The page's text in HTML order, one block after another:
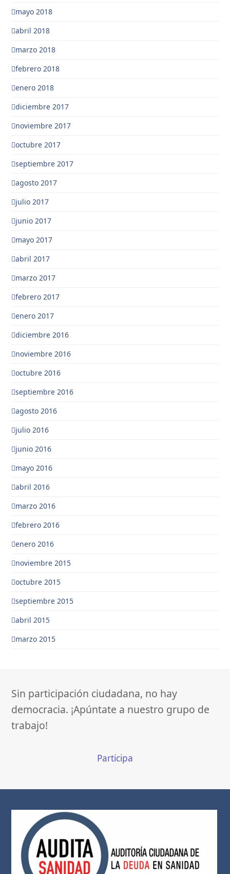
mayo 2018
abril 2018
marzo 2018
febrero 2018
enero 2018
diciembre 2017
noviembre 2017
octubre 2017
septiembre 2017
agosto 2017
julio 2017
junio 2017
mayo 2017
abril 2017
marzo 2017
febrero 2017
enero 2017
diciembre 2016
noviembre 2016
octubre 2016
septiembre 2016
agosto 2016
julio 2016
junio 2016
mayo 2016
abril 2016
marzo 2016
febrero 2016
enero 2016
noviembre 2015
octubre 2015
septiembre 2015
abril 2015
marzo 2015
Sin participación ciudadana, no hay
democracia. ¡Apúntate a nuestro grupo de
trabajo!
Participa